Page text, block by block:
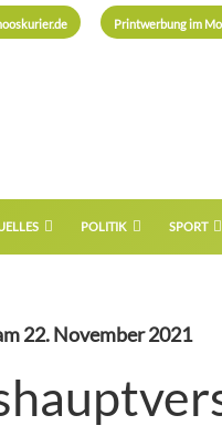
Printwerbung im
POLITIK SPORT
22. November 2021